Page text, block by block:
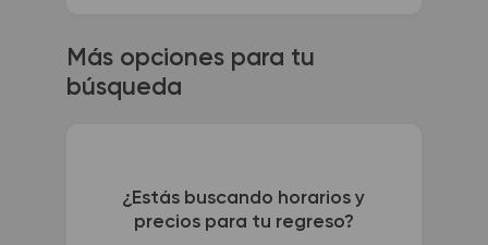
Más opciones para tu
búsqueda
¿Estás buscando horarios y
precios para tu regreso?